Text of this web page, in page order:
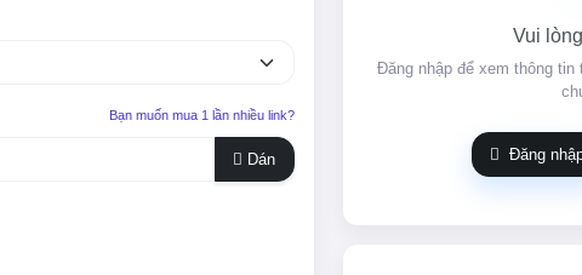
Bạn muốn mua 1 lần nhiều link?
Dán
Vui
Đăng nhập để xem thông
Đăng